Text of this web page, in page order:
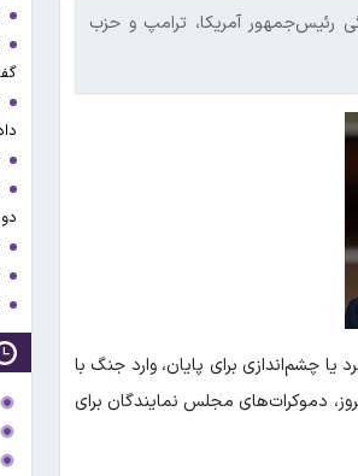
رئیس‌جمهور آمریکا، ترامپ و حزب
یا چشم‌اندازی برای پایان، وارد جنگ با
دموکرات‌های مجلس نمایندگان برای